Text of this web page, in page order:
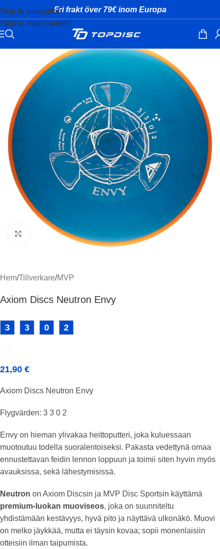
Skip to navigation
Skip to main content
Fri frakt över 79€ inom Europa
Klicka för att förstora
Hem/Tillverkare/MVP
Axiom Discs Neutron Envy
3 3 0 2
21,90 €
Axiom Discs Neutron Envy
Flygvärden: 3 3 0 2
Envy on hieman ylivakaa heittoputteri, joka kuluessaan
muotoutuu todella suoralentoiseksi. Pakasta vedettynä omaa
ennustettavan feidin lennon loppuun ja toimii siten hyvin myös
avauksissa, sekä lähestymisissä.
Neutron on Axiom Discsin ja MVP Disc Sportsin käyttämä
premium-luokan muoviseos, joka on suunniteltu
yhdistämään kestävyys, hyvä pito ja näyttävä ulkonäkö. Muovi
on melko jäykkää, mutta ei täysin kovaa; sopii monenlaisiin
otteisiin ilman taipumista.